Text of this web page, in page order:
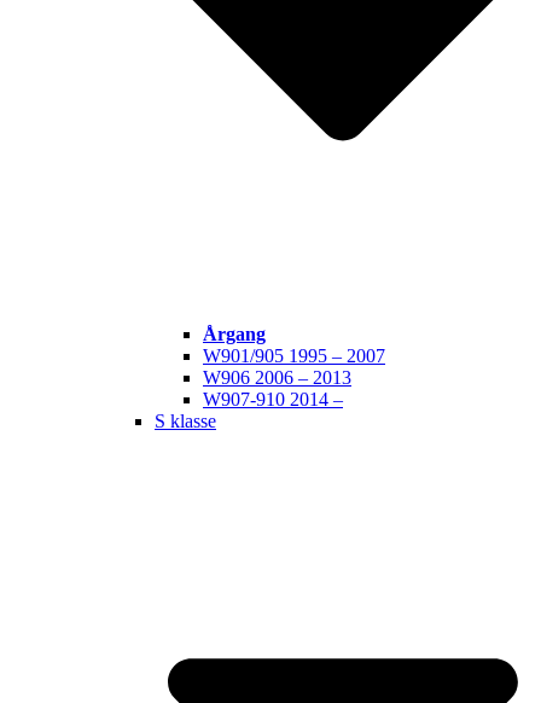
Årgang
W901/905 1995 – 2007
W906 2006 – 2013
W907-910 2014 –
S klasse